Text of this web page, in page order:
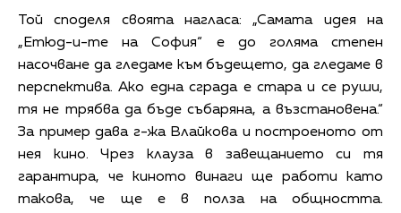
Той споделя своята нагласа: „Самата идея на
„Етюд-и-те на София“ е до голяма степен
насочване да гледаме към бъдещето, да гледаме в
перспектива. Ако една сграда е стара и се руши,
тя не трябва да бъде събаряна, а възстановена.“
За пример дава г-жа Влайкова и построеното от
нея кино. Чрез клауза в завещанието си тя
гарантира, че киното винаги ще работи като
такова, че ще е в полза на общността.